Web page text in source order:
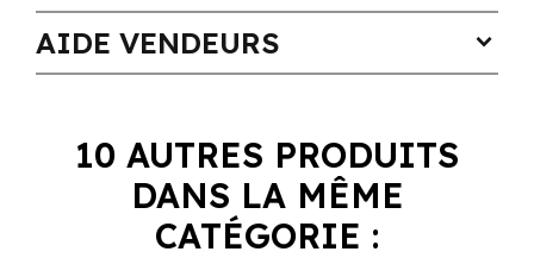
AIDE VENDEURS expand_more
10 AUTRES PRODUITS
DANS LA MÊME
CATÉGORIE :